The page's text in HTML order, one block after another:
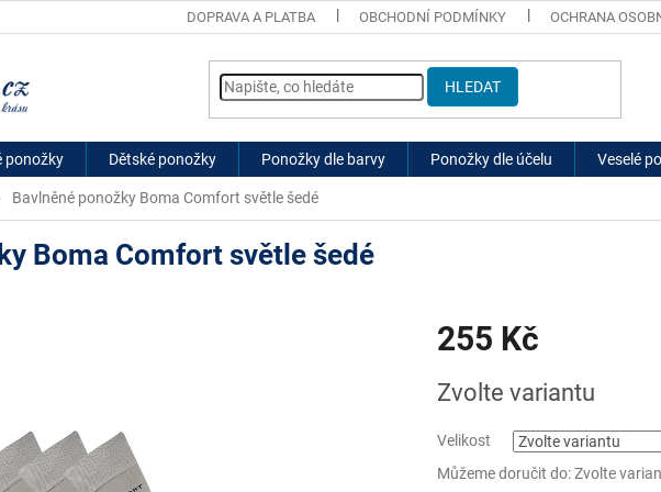
DOPRAVA A PLATBA OBCHODNÍ PODMÍNKY OCHRANA
HLEDAT
ponožky Dětské ponožky Ponožky dle barvy Ponožky dle účelu Veselé
Bavlněné ponožky Boma Comfort světle šedé
Boma Comfort světle šedé
255 Kč
cena:
Zvolte variantu
Velikost
Můžeme doručit do:Zvolte